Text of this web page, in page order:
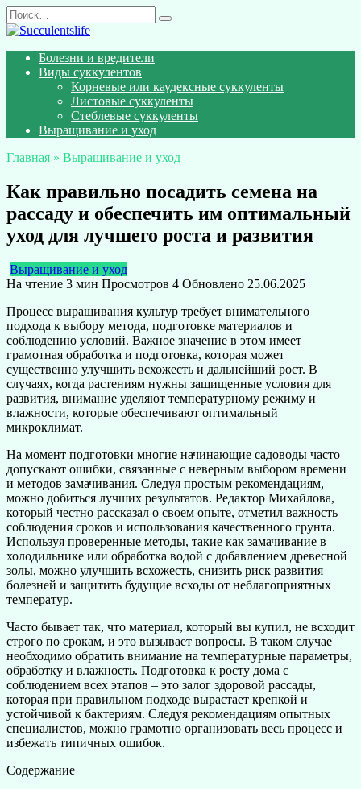
Перейти
к
Search
for:
Болезни и вредители
Виды суккулентов
Корневые или каудексные суккуленты
Листовые суккуленты
Стеблевые суккуленты
Выращивание и уход
Главная » Выращивание и уход
Как правильно посадить семена на
рассаду и обеспечить им оптимальный
уход для лучшего роста и развития
Выращивание и уход
На чтение 3 мин Просмотров 4 Обновлено 25.06.2025
Процесс выращивания культур требует внимательного
подхода к выбору метода, подготовке материалов и
соблюдению условий. Важное значение в этом имеет
грамотная обработка и подготовка, которая может
существенно улучшить всхожесть и дальнейший рост. В
случаях, когда растениям нужны защищенные условия для
развития, внимание уделяют температурному режиму и
влажности, которые обеспечивают оптимальный
микроклимат.
На момент подготовки многие начинающие садоводы часто
допускают ошибки, связанные с неверным выбором времени
и методов замачивания. Следуя простым рекомендациям,
можно добиться лучших результатов. Редактор Михайлова,
который честно рассказал о своем опыте, отметил важность
соблюдения сроков и использования качественного грунта.
Используя проверенные методы, такие как замачивание в
холодильнике или обработка водой с добавлением древесной
золы, можно улучшить всхожесть, снизить риск развития
болезней и защитить будущие всходы от неблагоприятных
температур.
Часто бывает так, что материал, который вы купил, не всходит
строго по срокам, и это вызывает вопросы. В таком случае
необходимо обратить внимание на температурные параметры,
обработку и влажность. Подготовка к росту дома с
соблюдением всех этапов – это залог здоровой рассады,
которая при правильном подходе вырастает крепкой и
устойчивой к бактериям. Следуя рекомендациям опытных
специалистов, можно грамотно организовать весь процесс и
избежать типичных ошибок.
Содержание